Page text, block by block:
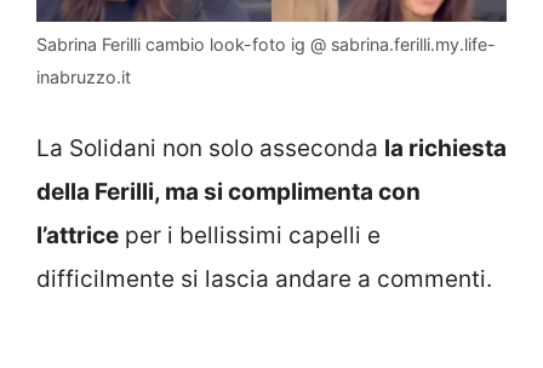
Sabrina Ferilli cambio look-foto ig @ sabrina.ferilli.my.life-
inabruzzo.it
La Solidani non solo asseconda la richiesta
della Ferilli, ma si complimenta con
l’attrice per i bellissimi capelli e
difficilmente si lascia andare a commenti.